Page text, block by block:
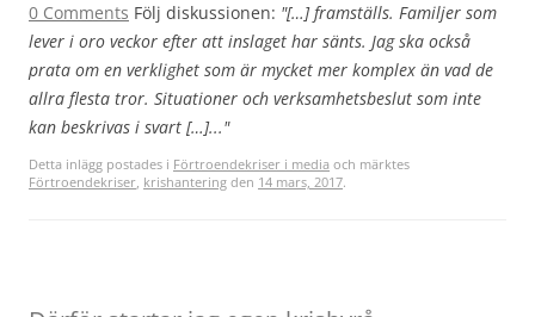
0 Comments Följ diskussionen: "[…] framställs. Familjer som
lever i oro veckor efter att inslaget har sänts. Jag ska också
prata om en verklighet som är mycket mer komplex än vad de
allra flesta tror. Situationer och verksamhetsbeslut som inte
kan beskrivas i svart […]..."
Detta inlägg postades i Förtroendekriser i media och märktes
Förtroendekriser, krishantering den 14 mars, 2017.